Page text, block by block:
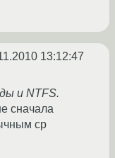
13:12:47
и NTFS.
сначала
cp